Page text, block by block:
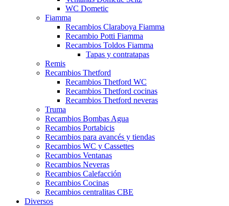
WC Dometic
Fiamma
Recambios Claraboya Fiamma
Recambio Potti Fiamma
Recambios Toldos Fiamma
Tapas y contratapas
Remis
Recambios Thetford
Recambios Thetford WC
Recambios Thetford cocinas
Recambios Thetford neveras
Truma
Recambios Bombas Agua
Recambios Portabicis
Recambios para avancés y tiendas
Recambios WC y Cassettes
Recambios Ventanas
Recambios Neveras
Recambios Calefacción
Recambios Cocinas
Recambios centralitas CBE
Diversos